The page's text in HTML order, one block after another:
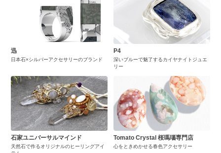
迅
日本石×シルバーアクセサリーのブランド
P4
深いブルーで魅了するカイヤナイトジュエ
リー
石家ユニバーサルマインド
天然石で作るオリジナルのヒーリングアイ
Tomato Crystal 桜瑪瑙専門店
心をときめかせる春色アクセサリー